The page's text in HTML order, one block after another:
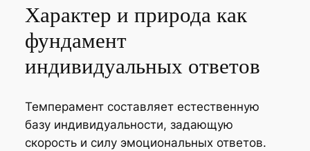
Характер и природа как
фундамент
индивидуальных ответов
Темперамент составляет естественную
базу индивидуальности, задающую
скорость и силу эмоциональных ответов.